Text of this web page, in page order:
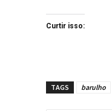
Curtir isso:
TAGS barulho